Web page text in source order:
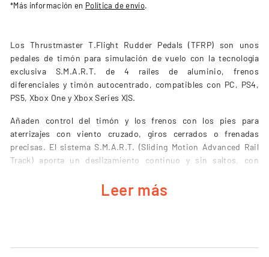
*Más información en Política de envío.
Los Thrustmaster T.Flight Rudder Pedals (TFRP) son unos
pedales de timón para simulación de vuelo con la tecnología
exclusiva S.M.A.R.T. de 4 raíles de aluminio, frenos
diferenciales y timón autocentrado, compatibles con PC, PS4,
PS5, Xbox One y Xbox Series X|S.
Añaden control del timón y los frenos con los pies para
aterrizajes con viento cruzado, giros cerrados o frenadas
precisas. El sistema S.M.A.R.T. (Sliding Motion Advanced Rail
Track) aporta un deslizamiento continuo y sin saltos, con
todos los joysticks del mercado) o por RJ12 a joysticks
Leer más